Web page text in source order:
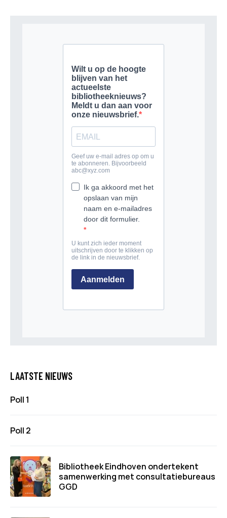
LAATSTE NIEUWS
Poll 1
Poll 2
Bibliotheek Eindhoven ondertekent
samenwerking met consultatiebureaus
GGD